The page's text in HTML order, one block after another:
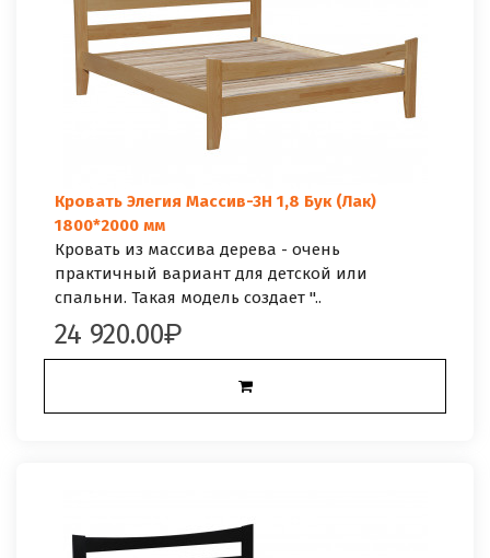
Кровать Элегия Массив-3Н 1,8 Бук (Лак)
1800*2000 мм
Кровать из массива дерева - очень
практичный вариант для детской или
спальни. Такая модель создает "..
24 920.00